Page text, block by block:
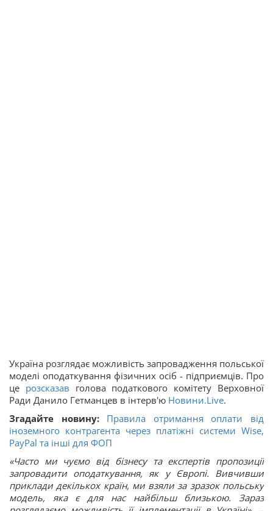
Україна розглядає можливість запровадження польської
моделі оподаткування фізичних осіб - підприємців. Про
це розсказав голова податкового комітету Верховної
Ради Данило Гетманцев в інтерв'ю Новини.Live.
Згадайте новину:
Правила отримання оплати від
іноземного контрагента через платіжні системи Wise,
PayPal та інші для ФОП
«Часто ми чуємо від бізнесу та експертів пропозиції
запровадити оподаткування, як у Європі. Вивчивши
приклади декількох країн, ми взяли за зразок польську
модель, яка є для нас найбільш близькою. Зараз